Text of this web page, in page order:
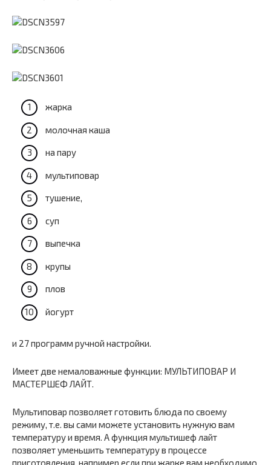
жарка
молочная каша
на пару
мультиповар
тушение,
суп
выпечка
крупы
плов
йогурт
и 27 программ ручной настройки.
Имеет две немаловажные функции: МУЛЬТИПОВАР И
МАСТЕРШЕФ ЛАЙТ.
Мультиповар позволяет готовить блюда по своему
режиму, т.е. вы сами можете установить нужную вам
температуру и время. А функция мультишеф лайт
позволяет уменьшить температуру в процессе
приготовления, например если при жарке вам необходимо